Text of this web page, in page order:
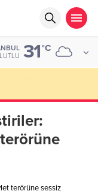
31°C
terörüne sessiz